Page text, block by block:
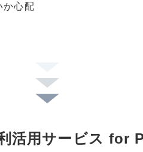
か心配
活用サービス for